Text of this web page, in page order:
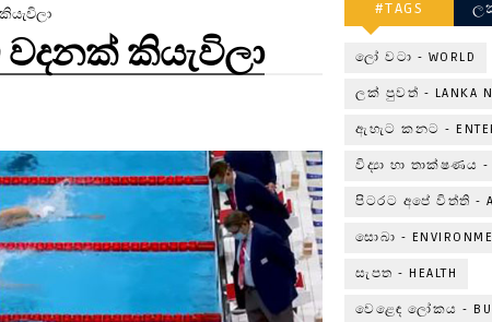
වදනක් කියැවිලා
#TAGS
ලෝ වටා - WORLD
ලක් පුවත් - LANKA
ඇහැට කනට -
විද්‍යා හා තාක්ෂණය -
පිටරට අපේ විත්ති -
සොබා -
සැපත - HEALTH
වෙළෙඳ ලෝකය -